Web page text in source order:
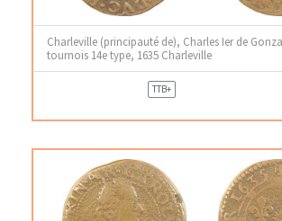
Charleville (principauté de), Charles Ier de
tournois 14e type, 1635 Charleville
TTB+